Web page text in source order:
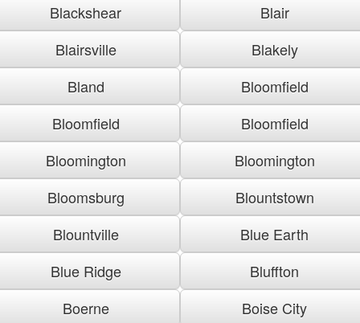
Blackshear
Blair
Blairsville
Blakely
Bland
Bloomfield
Bloomfield
Bloomfield
Bloomington
Bloomington
Bloomsburg
Blountstown
Blountville
Blue Earth
Blue Ridge
Bluffton
Boerne
Boise City